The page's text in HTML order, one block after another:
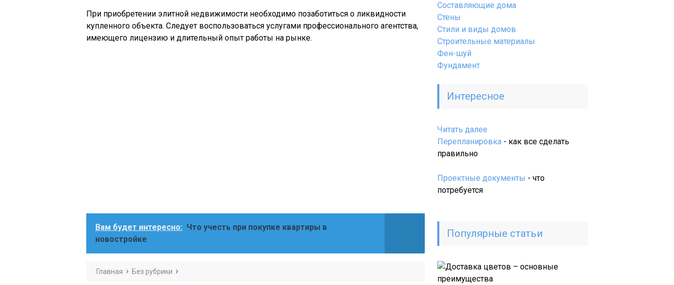
При приобретении элитной недвижимости необходимо позаботиться о ликвидности
купленного объекта. Следует воспользоваться услугами профессионального агентства,
имеющего лицензию и длительный опыт работы на рынке.
Вам будет интересно: Что учесть при покупке квартиры в
новостройке
Главная Без рубрики
Составляющие дома
Стены
Стили и виды домов
Строительные материалы
Фен-шуй
Фундамент
Интересное
Читать далее
Элитная
Франции
Перепланировка - как все сделать
правильно
Проектные документы - что
потребуется
Популярные статьи